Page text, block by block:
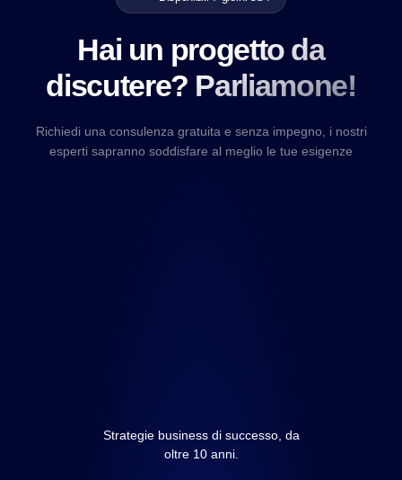
Hai un progetto da
discutere? Parliamone!
Richiedi una consulenza gratuita e senza impegno, i nostri
esperti sapranno soddisfare al meglio le tue esigenze
Strategie business di successo, da
oltre 10 anni.